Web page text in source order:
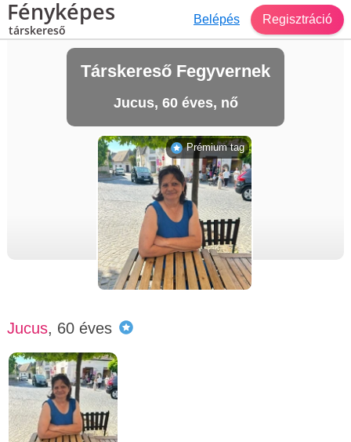
Fényképes
társkereső
Belépés Regisztráció
Társkereső Fegyvernek
Jucus, 60 éves, nő
Jucus, 60 éves
Prémium tag